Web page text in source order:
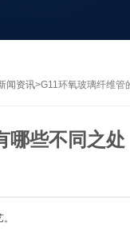
闻资讯>G11环氧玻璃纤维管
哪些不同之处